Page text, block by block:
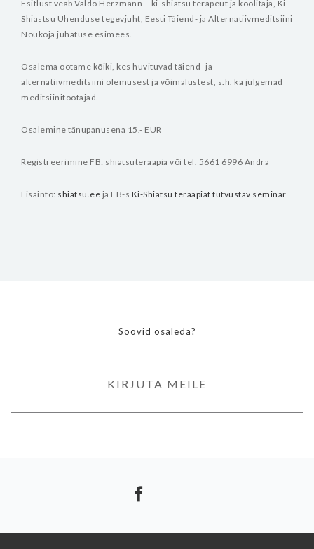
Esitlust veab Valdo Herzmann – ki-shiatsu terapeut ja koolitaja, Ki-
Shiastsu Ühenduse tegevjuht, Eesti Täiend- ja Alternatiivmeditsiini
Nõukoja juhatuse esimees.
Osalema ootame kõiki, kes huvituvad täiend- ja
alternatiivmeditsiini olemusest ja võimalustest, s.h. ka julgemad
meditsiinitöötajad.
Osalemine tänupanusena 15.- EUR
Registreerimine FB: shiatsuteraapia või tel. 5661 6996 Andra
Lisainfo: shiatsu.ee ja FB-s Ki-Shiatsu teraapiat tutvustav seminar
Soovid osaleda?
KIRJUTA MEILE